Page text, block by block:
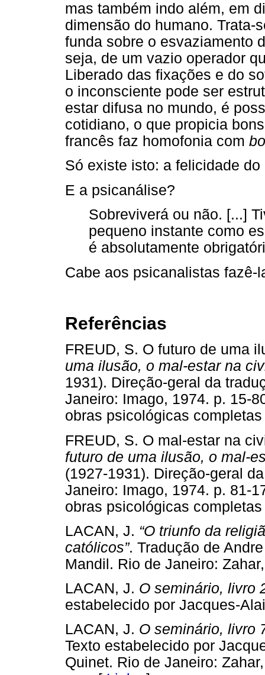
mas também indo além, em
dimensão do humano. Trata-
funda sobre o esvaziamento
seja, de um vazio operador
Liberado das fixações e do
o inconsciente pode ser
estar difusa no mundo, é
cotidiano, o que propicia
francês faz homofonia com
Só existe isto: a felicidade do
E a psicanálise?
Sobreviverá ou não. [...]
pequeno instante como
é absolutamente
Cabe aos psicanalistas fazê-
Referências
FREUD, S. O futuro de uma
uma ilusão, o mal-estar na
1931). Direção-geral da
Janeiro: Imago, 1974. p. 15-
obras psicológicas
FREUD, S. O mal-estar na
futuro de uma ilusão, o mal-
(1927-1931). Direção-geral
Janeiro: Imago, 1974. p. 81-
obras psicológicas
LACAN, J. “O triunfo da
católicos”. Tradução de
Mandil. Rio de Janeiro:
LACAN, J. O seminário, livro
estabelecido por
LACAN, J. O seminário, livro
Texto estabelecido por
Quinet. Rio de Janeiro: